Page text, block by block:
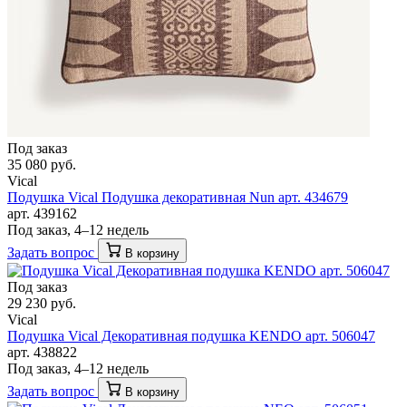
Под заказ
35 080 руб.
Vical
Подушка Vical Подушка декоративная Nun арт. 434679
арт. 439162
Под заказ, 4–12 недель
Задать вопрос
В корзину
Под заказ
29 230 руб.
Vical
Подушка Vical Декоративная подушка KENDO арт. 506047
арт. 438822
Под заказ, 4–12 недель
Задать вопрос
В корзину